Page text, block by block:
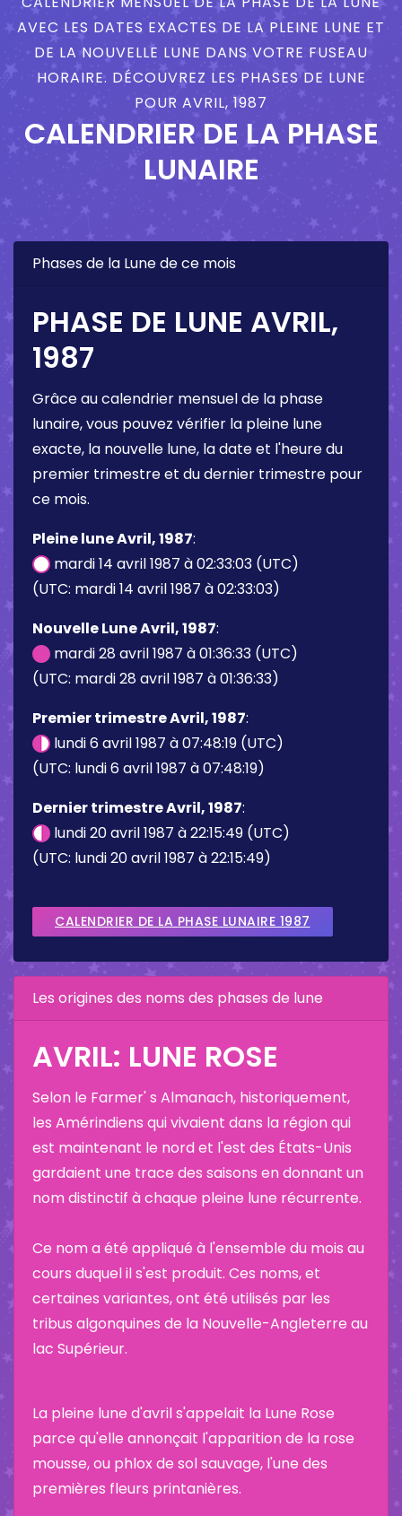
AVEC LES DATES EXACTES DE LA PLEINE LUNE ET
DE LA NOUVELLE LUNE DANS VOTRE FUSEAU
HORAIRE. DÉCOUVREZ LES PHASES DE LUNE
POUR AVRIL, 1987
CALENDRIER DE LA PHASE
LUNAIRE
Phases de la Lune de ce mois
PHASE DE LUNE AVRIL,
1987
Grâce au calendrier mensuel de la phase
lunaire, vous pouvez vérifier la pleine lune
exacte, la nouvelle lune, la date et l'heure du
premier trimestre et du dernier trimestre pour
ce mois.
Pleine lune Avril, 1987:
mardi 14 avril 1987 à 02:33:03 (UTC)
(UTC: mardi 14 avril 1987 à 02:33:03)
Nouvelle Lune Avril, 1987:
mardi 28 avril 1987 à 01:36:33 (UTC)
(UTC: mardi 28 avril 1987 à 01:36:33)
Premier trimestre Avril, 1987:
lundi 6 avril 1987 à 07:48:19 (UTC)
(UTC: lundi 6 avril 1987 à 07:48:19)
Dernier trimestre Avril, 1987:
lundi 20 avril 1987 à 22:15:49 (UTC)
(UTC: lundi 20 avril 1987 à 22:15:49)
CALENDRIER DE LA PHASE LUNAIRE 1987
Les origines des noms des phases de lune
AVRIL: LUNE ROSE
Selon le Farmer' s Almanach, historiquement,
les Amérindiens qui vivaient dans la région qui
est maintenant le nord et l'est des États-Unis
gardaient une trace des saisons en donnant un
nom distinctif à chaque pleine lune récurrente.
Ce nom a été appliqué à l'ensemble du mois au
cours duquel il s'est produit. Ces noms, et
certaines variantes, ont été utilisés par les
tribus algonquines de la Nouvelle-Angleterre au
lac Supérieur.
La pleine lune d'avril s'appelait la Lune Rose
parce qu'elle annonçait l'apparition de la rose
mousse, ou phlox de sol sauvage, l'une des
premières fleurs printanières.